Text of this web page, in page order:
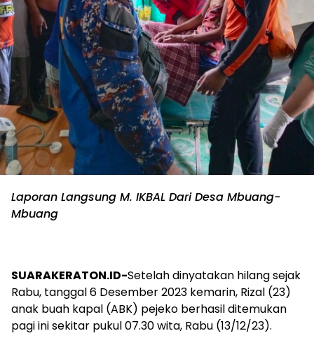
Laporan Langsung M. IKBAL Dari Desa Mbuang-
Mbuang
SUARAKERATON.ID-Setelah dinyatakan hilang sejak
Rabu, tanggal 6 Desember 2023 kemarin, Rizal (23)
anak buah kapal (ABK) pejeko berhasil ditemukan
pagi ini sekitar pukul 07.30 wita, Rabu (13/12/23).